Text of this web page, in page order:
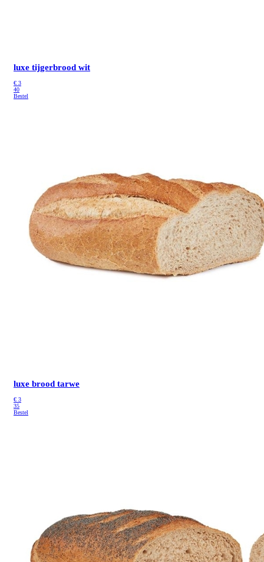
luxe tijgerbrood wit
€ 3
40
Bestel
luxe brood tarwe
€ 3
35
Bestel